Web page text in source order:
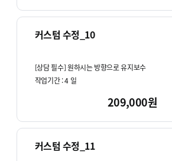
커스텀 수정_10
[상담 필수] 원하시는 방향으로 유지보수
작업기간 :4일
209,000원
커스텀 수정_11